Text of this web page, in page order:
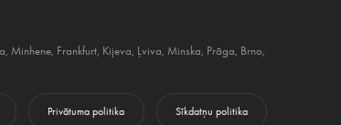
Minhene, Frankfurt, Kijeva Ļviva Minska Prāga Brno
Privātuma politika Sīkdatņu politika